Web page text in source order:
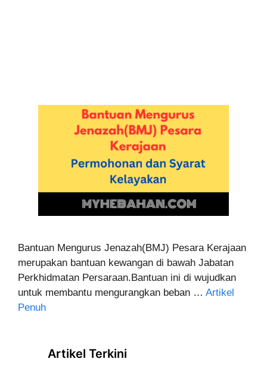
Bantuan Mengurus Jenazah(BMJ) Pesara Kerajaan
merupakan bantuan kewangan di bawah Jabatan
Perkhidmatan Persaraan.Bantuan ini di wujudkan
untuk membantu mengurangkan beban … Artikel
Penuh
Artikel Terkini